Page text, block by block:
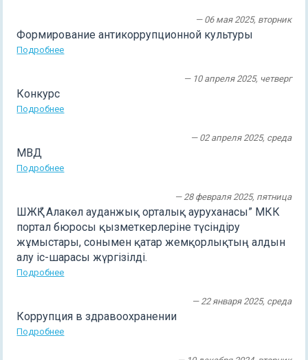
— 06 мая 2025, вторник
Формирование антикоррупционной культуры
Подробнее
— 10 апреля 2025, четверг
Конкурс
Подробнее
— 02 апреля 2025, среда
МВД
Подробнее
— 28 февраля 2025, пятница
ШЖҚ “ Алакөл ауданжық орталық ауруханасы” МКК
портал бюросы қызметкерлеріне түсіндіру
жұмыстары, сонымен қатар жемқорлықтың алдын
алу іс-шарасы жүргізілді.
Подробнее
— 22 января 2025, среда
Коррупция в здравоохранении
Подробнее